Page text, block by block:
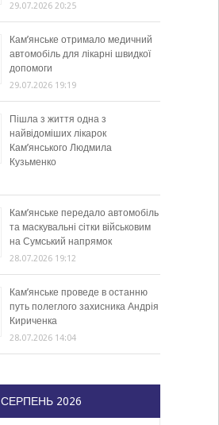
29.07.2026 20:25
Кам’янське отримало медичний
автомобіль для лікарні швидкої
допомоги
29.07.2026 19:19
Пішла з життя одна з
найвідоміших лікарок
Кам’янського Людмила
Кузьменко
Кам’янське передало автомобіль
та маскувальні сітки військовим
на Сумський напрямок
28.07.2026 19:12
Кам’янське проведе в останню
путь полеглого захисника Андрія
Кириченка
28.07.2026 14:04
СЕРПЕНЬ 2026